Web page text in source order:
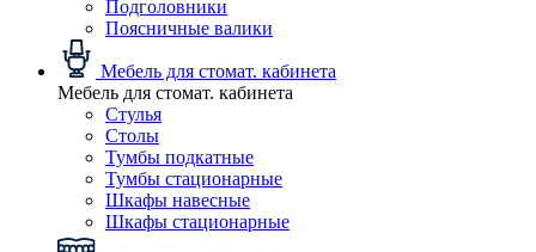
Подголовники
Поясничные валики
Мебель для стомат. кабинета
Мебель для стомат. кабинета
Стулья
Столы
Тумбы подкатные
Тумбы стационарные
Шкафы навесные
Шкафы стационарные